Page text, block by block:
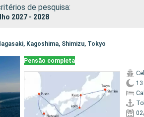
de pesquisa:
2027 - 2028
Kagoshima, Shimizu, Tokyo
Pensão completa
13